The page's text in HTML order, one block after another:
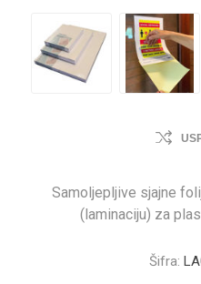
Samoljepljive sjajne
(laminaciju) za
Šifra: